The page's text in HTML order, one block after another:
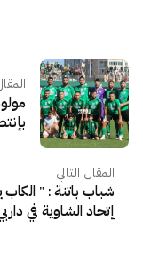
المقال التالي
شباب باتنة : "
إتحاد الشاوية في